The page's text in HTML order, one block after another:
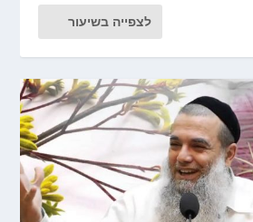
לצפייה בשיעור